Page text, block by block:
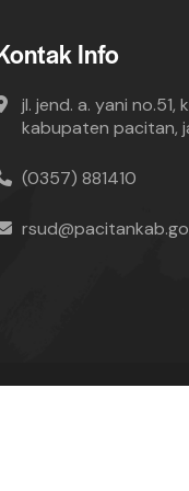
Info
jl. jend. a. yani
kabupaten pacitan,
(0357) 881410